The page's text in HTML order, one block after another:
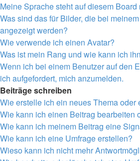
Meine Sprache steht auf diesem
Was sind das für Bilder, die bei
angezeigt werden?
Wie verwende ich einen Avatar?
Was ist mein Rang und wie kann ich
Wenn ich bei einem Benutzer auf den
ich aufgefordert, mich anzumelden.
Beiträge schreiben
Wie erstelle ich ein neues Thema oder
Wie kann ich einen Beitrag bearbeiten
Wie kann ich meinem Beitrag eine
Wie kann ich eine Umfrage erstellen?
Wieso kann ich nicht mehr